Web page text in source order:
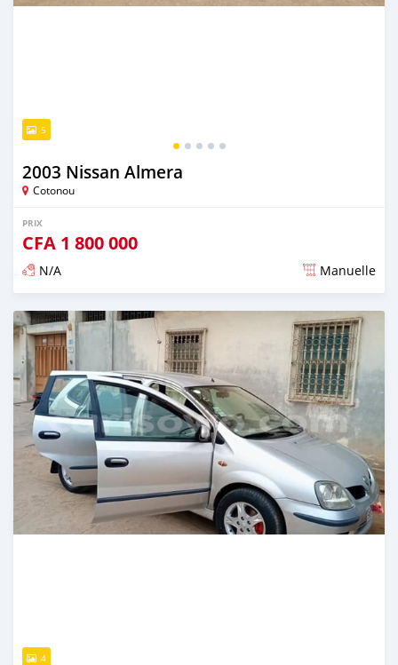
5
2003 Nissan Almera
Cotonou
PRIX
CFA 1 800 000
N/A Manuelle
Publié il y a environ 4 ans
4